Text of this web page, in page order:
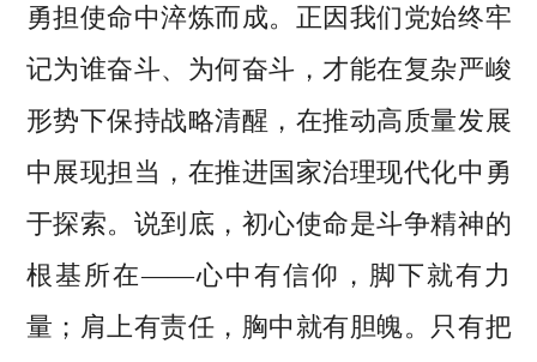
勇担使命中淬炼而成。正因我们党始终牢
记为谁奋斗、为何奋斗，才能在复杂严峻
形势下保持战略清醒，在推动高质量发展
中展现担当，在推进国家治理现代化中勇
于探索。说到底，初心使命是斗争精神的
根基所在——心中有信仰，脚下就有力
量；肩上有责任，胸中就有胆魄。只有把